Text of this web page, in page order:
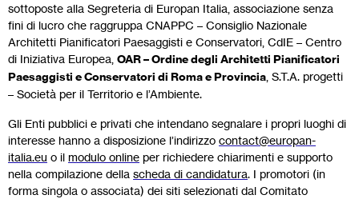
sottoposte alla Segreteria di Europan Italia, associazione senza
fini di lucro che raggruppa CNAPPC – Consiglio Nazionale
Architetti Pianificatori Paesaggisti e Conservatori, CdIE – Centro
di Iniziativa Europea, OAR – Ordine degli Architetti Pianificatori
Paesaggisti e Conservatori di Roma e Provincia , S.T.A. progetti
– Società per il Territorio e l’Ambiente.
Gli Enti pubblici e privati che intendano segnalare i propri luoghi di
interesse hanno a disposizione l’indirizzo contact@europan-
italia.eu o il modulo online per richiedere chiarimenti e supporto
nella compilazione della scheda di candidatura. I promotori (in
forma singola o associata) dei siti selezionati dal Comitato